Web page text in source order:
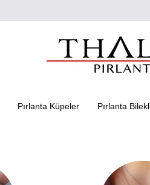
Pırlanta Küpeler Pırlanta